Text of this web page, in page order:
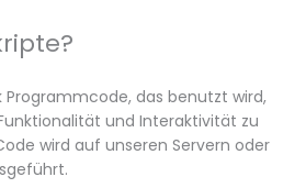
Programmcode, das benutzt wird,
und Interaktivität zu
wird auf unseren Servern oder